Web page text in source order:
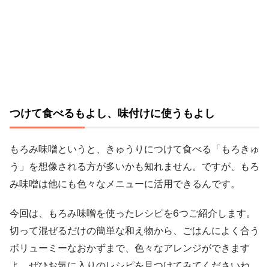
つけて食べるもよし、味付けに使うもよし
もろみ味噌というと、きゅうりにつけて食べる「もろきゅ
う」を想像される方が多いかも知れません。ですが、もろ
み味噌は他にも色々なメニューに活用できるんです。
今回は、もろみ味噌を使ったレシピを6つご紹介します。
切って混ぜるだけの簡単な和え物から、ごはんによく合う
ボリューミーなおかずまで、色々なアレンジができます